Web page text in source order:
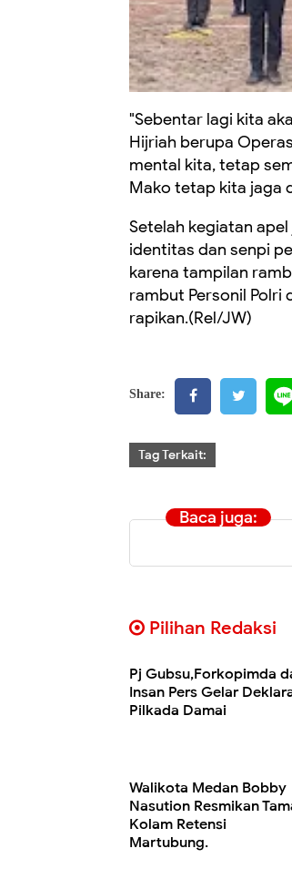
"Sebentar lagi kita
Hijriah berupa
mental kita, tetap
Mako tetap kita jaga
Setelah kegiatan
identitas dan senpi
karena tampilan
rambut Personil Polri
rapikan.(Rel/JW)
Share:
Tag Terkait:
Baca juga:
Pilihan Redaksi
Pj Gubsu,Forkopimda
Insan Pers Gelar
Pilkada Damai
Walikota Medan Bobby
Nasution Resmikan
Kolam Retensi
Martubung.